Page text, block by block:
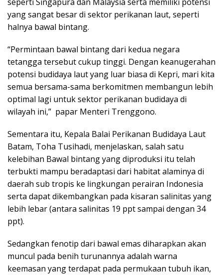
yang sangat besar di sektor perikanan laut, seperti
halnya bawal bintang.
“Permintaan bawal bintang dari kedua negara
tetangga tersebut cukup tinggi. Dengan keanugerahan
potensi budidaya laut yang luar biasa di Kepri, mari kita
semua bersama-sama berkomitmen membangun lebih
optimal lagi untuk sektor perikanan budidaya di
wilayah ini,” papar Menteri Trenggono.
Sementara itu, Kepala Balai Perikanan Budidaya Laut
Batam, Toha Tusihadi, menjelaskan, salah satu
kelebihan Bawal bintang yang diproduksi itu telah
terbukti mampu beradaptasi dari habitat alaminya di
daerah sub tropis ke lingkungan perairan Indonesia
serta dapat dikembangkan pada kisaran salinitas yang
lebih lebar (antara salinitas 19 ppt sampai dengan 34
ppt).
Sedangkan fenotip dari bawal emas diharapkan akan
muncul pada benih turunannya adalah warna
keemasan yang terdapat pada permukaan tubuh ikan,